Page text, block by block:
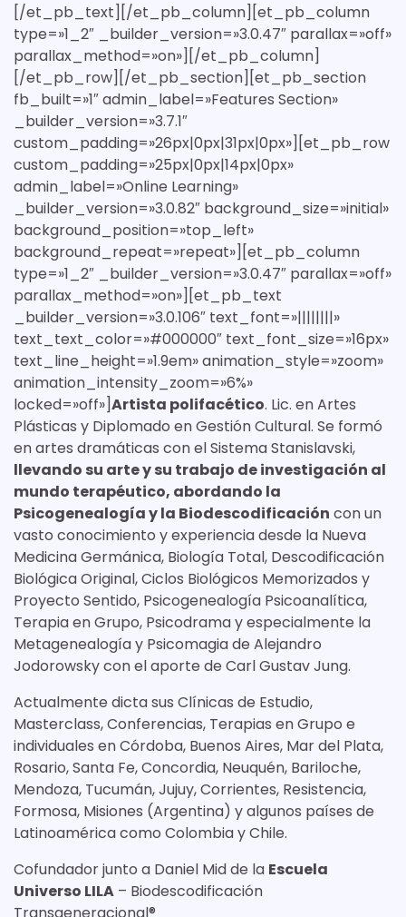
[/et_pb_text][/et_pb_column][et_pb_column
type=»1_2″ _builder_version=»3.0.47″ parallax=»off»
parallax_method=»on»][/et_pb_column]
[/et_pb_row][/et_pb_section][et_pb_section
fb_built=»1″ admin_label=»Features Section»
_builder_version=»3.7.1″
custom_padding=»26px|0px|31px|0px»][et_pb_row
custom_padding=»25px|0px|14px|0px»
admin_label=»Online Learning»
_builder_version=»3.0.82″ background_size=»initial»
background_position=»top_left»
background_repeat=»repeat»][et_pb_column
type=»1_2″ _builder_version=»3.0.47″ parallax=»off»
parallax_method=»on»][et_pb_text
_builder_version=»3.0.106″ text_font=»||||||||»
text_text_color=»#000000″ text_font_size=»16px»
text_line_height=»1.9em» animation_style=»zoom»
animation_intensity_zoom=»6%»
locked=»off»]Artista polifacético. Lic. en Artes
Plásticas y Diplomado en Gestión Cultural. Se formó
en artes dramáticas con el Sistema Stanislavski,
llevando su arte y su trabajo de investigación al
mundo terapéutico, abordando la
Psicogenealogía y la Biodescodificación con un
vasto conocimiento y experiencia desde la Nueva
Medicina Germánica, Biología Total, Descodificación
Biológica Original, Ciclos Biológicos Memorizados y
Proyecto Sentido, Psicogenealogía Psicoanalítica,
Terapia en Grupo, Psicodrama y especialmente la
Metagenealogía y Psicomagia de Alejandro
Jodorowsky con el aporte de Carl Gustav Jung.
Actualmente dicta sus Clínicas de Estudio,
Masterclass, Conferencias, Terapias en Grupo e
individuales en Córdoba, Buenos Aires, Mar del Plata,
Rosario, Santa Fe, Concordia, Neuquén, Bariloche,
Mendoza, Tucumán, Jujuy, Corrientes, Resistencia,
Formosa, Misiones (Argentina) y algunos países de
Latinoamérica como Colombia y Chile.
Cofundador junto a Daniel Mid de la Escuela
Universo LILA – Biodescodificación
Transgeneracional®